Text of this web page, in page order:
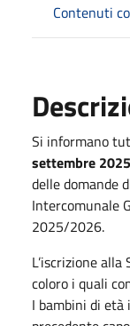
Contenuti
Si informano
settembre 2025
delle domande
Intercomunale
2025/2026.
L’iscrizione
coloro i quali
I bambini di